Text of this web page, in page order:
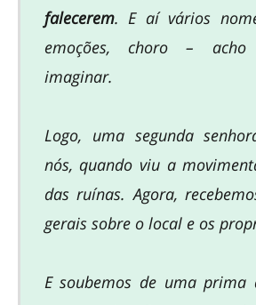
falecerem. E aí vários
emoções, choro –
imaginar.
Logo, uma segunda
nós, quando viu a
das ruínas. Agora,
gerais sobre o local e os
E soubemos de uma prima